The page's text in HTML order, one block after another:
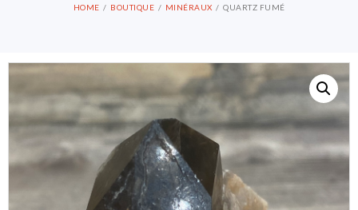
HOME BOUTIQUE MINÉRAUX QUARTZ FUMÉ